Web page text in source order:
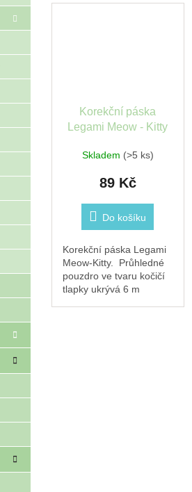
Korekční páska
Legami Meow - Kitty
Skladem (>5 ks)
89 Kč
Do košíku
Korekční páska Legami
Meow-Kitty. Průhledné
pouzdro ve tvaru kočičí
tlapky ukrývá 6 m